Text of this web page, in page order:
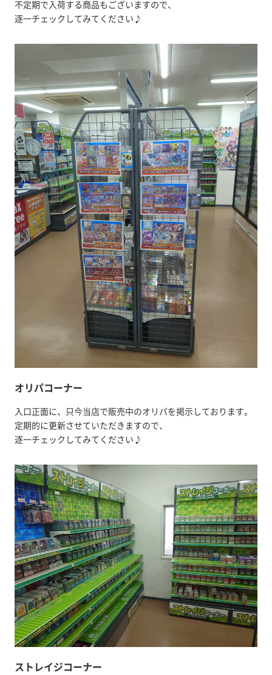
不定期で入荷する商品もございますので、
逐一チェックしてみてください♪
オリパコーナー
入口正面に、只今当店で販売中のオリパを掲示しております。
定期的に更新させていただきますので、
逐一チェックしてみてください♪
ストレイジコーナー